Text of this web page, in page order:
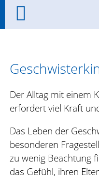
Der Alltag mit einem
erfordert viel Kraft
Das Leben der
besonderen
zu wenig Beachtung
das Gefühl, ihren